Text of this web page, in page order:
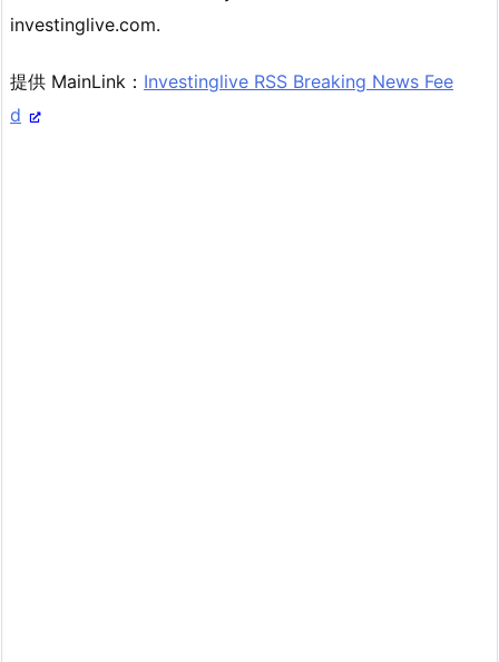
investinglive.com.
提供 MainLink： Investinglive RSS Breaking News Fee
d